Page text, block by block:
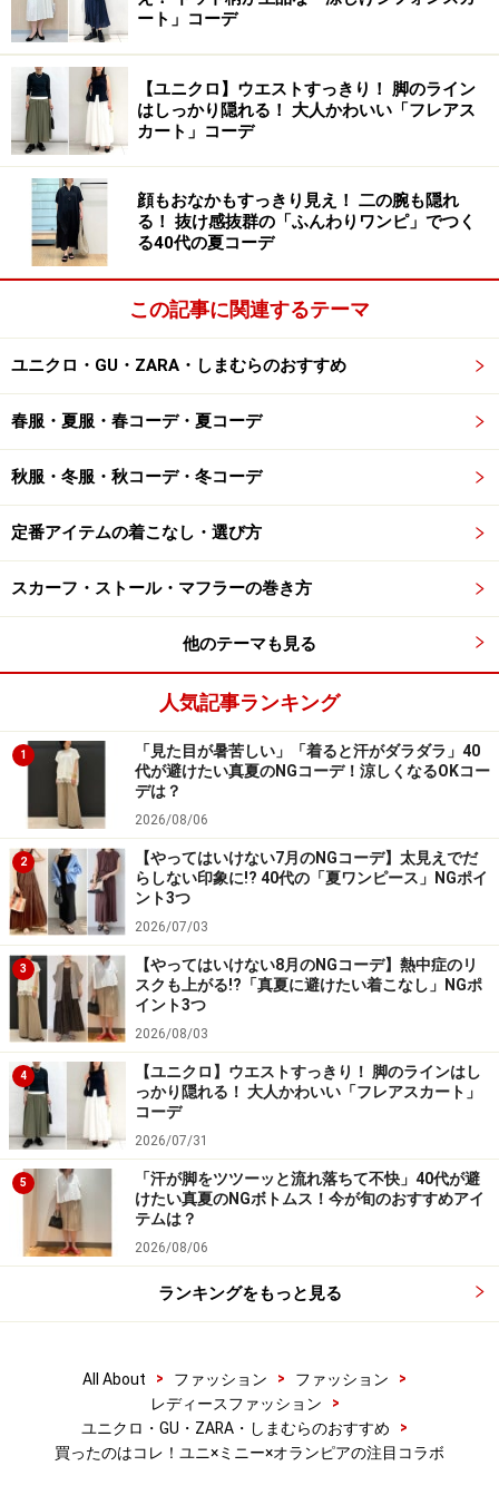
そんなヒントになるのが、本コレクションの発売を記念
して来日したデザイナーのオランピア氏と、ゲストモデ
ルの秋元 梢さんの着こなしです。トークショーに登場し
たお二人が教えてくれたおすすめのコーディネートのポ
イントを確認していきましょう。
オランピア氏は、 「Tシャツを、普段から愛用している
オランピア ル タンのペンシルスカートに網タイツとハイ
した。本コレクションで一番好きなディテールはTシャ
ス。ジャケットを羽織ればオフィスファッションにも活
用できそうな上品な仕上がりです。
秋元さんは「今日は、ミニ―ちゃんのTシャツをいかにか
っこよく大人の女性が着こなすかを考えて、ユニクロの
ッドのスカーフを合わせて、ミニ―ちゃんのスタイルを
表現しました。Tシャツそのものが可愛いので、何を選
す。いろんな種類の中から、お気に入りを見つけてみて
ください。大きめサイズを選んで、だぼっとワンピース
風に着こなしてもいいですし、スニーカーと合わせてカ
ジュアルにするのも素敵ですね」
スキニーデニムという定番アイテムを活用していて、週
末コーデやアクティブなシーンにぴったり。
お二人のコーディネートも参考にしつつ、ガイドも実際
に購入したTシャツ2枚の着こなしを考えてみました。
白黒の「ロゴT」を実際に買って私服コー
ディネート
Tシャツ 各1500円（税抜）／UNIQLO（ユニクロ）
と思ったので、ミニーのリボンがさりげなくあしらわれ
たロゴTシャツをセレクト。爽やかで春っぽい明るい印
象のホワイトと、モードな雰囲気漂うブラックの2枚を
選んでみました。
ート」コーデ
【ユニクロ】ウエストすっきり！ 脚のライン
はしっかり隠れる！ 大人かわいい「フレアス
カート」コーデ
顔もおなかもすっきり見え！ 二の腕も隠れ
る！ 抜け感抜群の「ふんわりワンピ」でつく
る40代の夏コーデ
この記事に関連するテーマ
ユニクロ・GU・ZARA・しまむらのおすすめ
春服・夏服・春コーデ・夏コーデ
秋服・冬服・秋コーデ・冬コーデ
定番アイテムの着こなし・選び方
スカーフ・ストール・マフラーの巻き方
他のテーマも見る
人気記事ランキング
1
「見た目が暑苦しい」「着ると汗がダラダラ」40
代が避けたい真夏のNGコーデ！涼しくなるOKコー
デは？
2026/08/06
2
【やってはいけない7月のNGコーデ】太見えでだ
らしない印象に!? 40代の「夏ワンピース」NGポイ
ント3つ
2026/07/03
3
【やってはいけない8月のNGコーデ】熱中症のリ
スクも上がる!?「真夏に避けたい着こなし」NGポ
イント3つ
2026/08/03
4
【ユニクロ】ウエストすっきり！ 脚のラインはし
っかり隠れる！ 大人かわいい「フレアスカート」
コーデ
2026/07/31
5
「汗が脚をツツーッと流れ落ちて不快」40代が避
けたい真夏のNGボトムス！今が旬のおすすめアイ
テムは？
2026/08/06
ランキングをもっと見る
All About > ファッション > ファッション
>
レディースファッション
>
ユニクロ・GU・ZARA・しまむらのおすすめ
>
買ったのはコレ！ユニ×ミニー×オランピアの注目コラボ